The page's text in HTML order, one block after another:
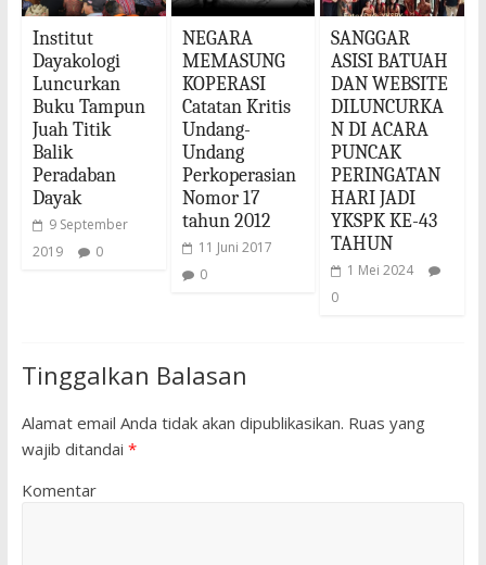
Institut
Dayakologi
Luncurkan
Buku Tampun
Juah Titik
Balik
Peradaban
Dayak
9 September
2019
0
NEGARA
MEMASUNG
KOPERASI
Catatan Kritis
Undang-
Undang
Perkoperasian
Nomor 17
tahun 2012
11 Juni 2017
0
SANGGAR
ASISI BATUAH
DAN WEBSITE
DILUNCURKA
N DI ACARA
PUNCAK
PERINGATAN
HARI JADI
YKSPK KE-43
TAHUN
1 Mei 2024
0
Tinggalkan Balasan
Alamat email Anda tidak akan dipublikasikan. Ruas yang
wajib ditandai *
Komentar